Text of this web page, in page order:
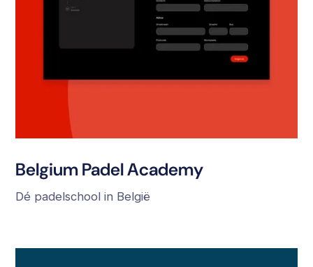
Belgium Padel Academy
Dé padelschool in België